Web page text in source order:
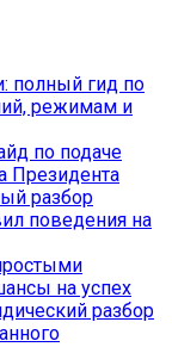
полный гид по
режимам и
по подаче
Президента
разбор
поведения на
на успех
разбор